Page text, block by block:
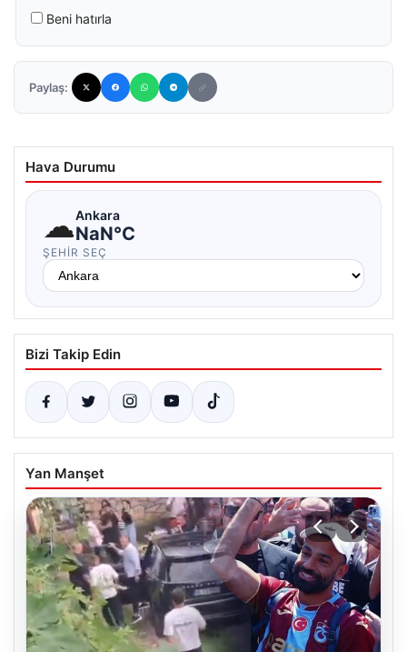
Beni hatırla
Paylaş:
Hava Durumu
☁Ankara
NaN°C
ŞEHIR SEÇ
Bizi Takip Edin
Yan Manşet